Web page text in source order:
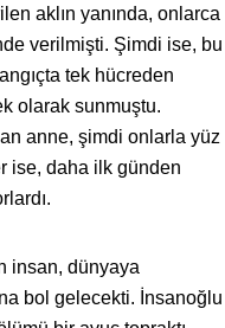
aklın yanında, onlarca
verilmişti. Şimdi ise, bu
tek hücreden
olarak sunmuştu.
anne, şimdi onlarla yüz
ise, daha ilk günden
insan, dünyaya
bol gelecekti. İnsanoğlu